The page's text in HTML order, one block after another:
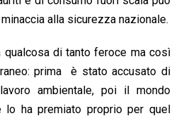
alla sicurezza nazionale.
qualcosa di tanto feroce ma così
prima è stato accusato di
ambientale, poi il mondo
lo ha premiato proprio per quel